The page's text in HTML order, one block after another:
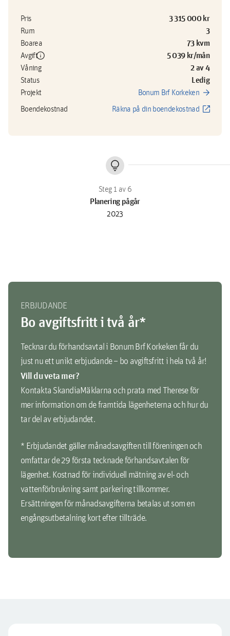
Pris 3 315 000 kr
Rum 3
Boarea 73 kvm
Avgiftinfo 5 039 kr/mån
Våning 2 av 4
Status Ledig
Projekt Bonum Brf Korkeken arrow_forward
Boendekostnad Räkna på din boendekostnad open_in_new
lightbulb
Planering pågår
2023
ERBJUDANDE
Bo avgiftsfritt i två år*
Tecknar du förhandsavtal i Bonum Brf Korkeken får du
just nu ett unikt erbjudande – bo avgiftsfritt i hela två år!
Vill du veta mer?
Kontakta SkandiaMäklarna och prata med Therese för
mer information om de framtida lägenheterna och hur du
tar del av erbjudandet.
* Erbjudandet gäller månadsavgiften till föreningen och
omfattar de 29 första tecknade förhandsavtalen för
lägenhet. Kostnad för individuell mätning av el- och
vattenförbrukning samt parkering tillkommer.
Ersättningen för månadsavgifterna betalas ut som en
engångsutbetalning kort efter tillträde.